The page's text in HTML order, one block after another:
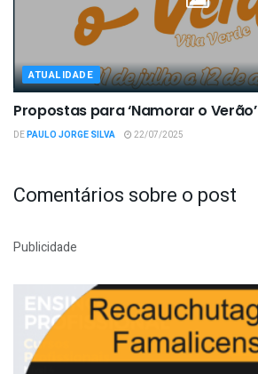
ATUALIDADE
Propostas para ‘Namorar o Verão’
DEPAULO JORGE SILVA 22/07/2025
Comentários sobre o post
Publicidade